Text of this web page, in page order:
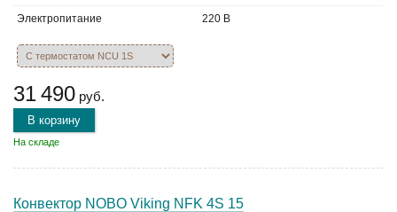
Электропитание 220 В
31 490 руб.
В корзину
На складе
Конвектор NOBO Viking NFK 4S 15